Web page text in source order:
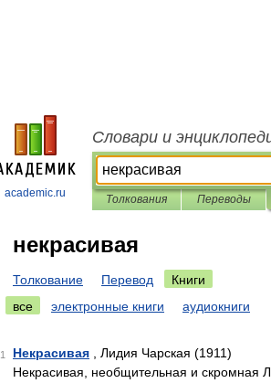
academic.ru
Словари и
Толкования Переводы
некрасивая
Толкование Перевод
Книги
все
электронные книги аудиокниги
1 Некрасивая , Лидия Чарская (1911)
Некрасивая, необщительная и скромная